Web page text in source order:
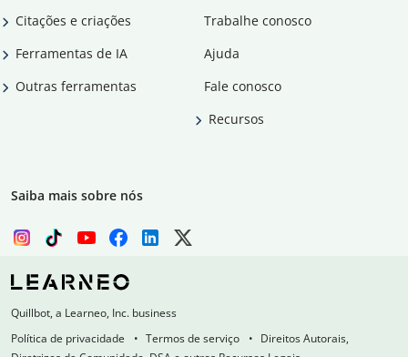
Citações e criações
Ferramentas de IA
Outras ferramentas
Trabalhe conosco
Ajuda
Fale conosco
Recursos
Saiba mais sobre nós
Quillbot, a Learneo, Inc. business
Política de privacidade
Termos de serviço
Direitos Autorais,